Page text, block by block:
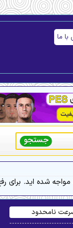
ما
مواجه شده اید.
نامحدود